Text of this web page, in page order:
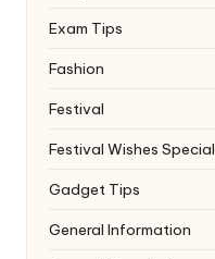
Exam Tips
Fashion
Festival
Festival Wishes Special
Gadget Tips
General Information